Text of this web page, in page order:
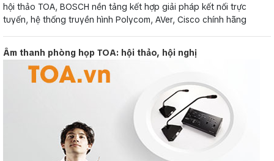
hội thảo TOA, BOSCH nền tảng kết hợp giải pháp kết nối trực
tuyến, hệ thống truyền hình Polycom, AVer, Cisco chính hãng
Âm thanh phòng họp TOA: hội thảo, hội nghị